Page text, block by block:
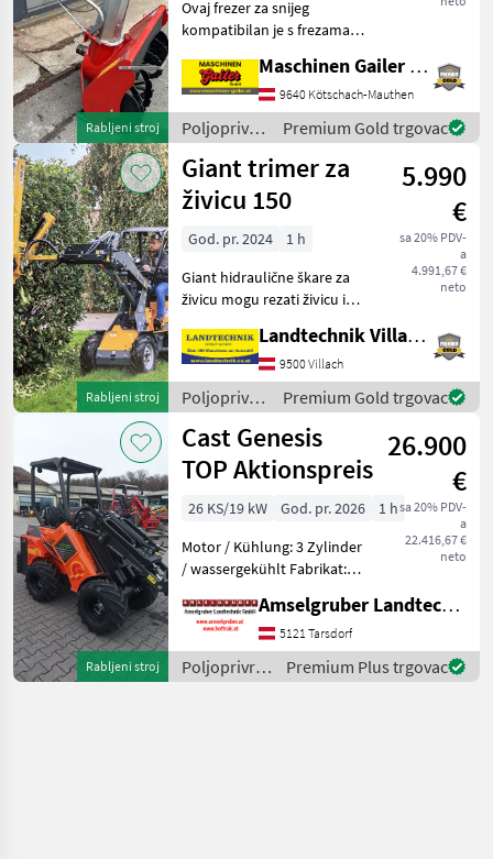
Rabljeni stroj
Aebi-jem
Ovaj frezer za snijeg
kompatibilan je s frezama
ima radnu širinu od
približno 90 cm i visinu
čišćenja od približno 60 cm.
Rezerzer teži pr
Maschinen Gailer GmbH
9640 Kötschach-Mauthen
Poljoprivredni
motorni
strojevi /
Cerruti
Premium Gold trgovac
Rabljeni stroj
Giant trimer za
živicu 150
5.990
€
sa 20% PDV-
a
4.991,67 €
neto
God. pr. 2024
1 h
Giant hidraulične škare za
živicu mogu rezati živicu i
Radna širina: 150 cm.
Potreban je jedan
dvosmjerni hidraulički
upravljački ventil. Ori
Landtechnik Villach GmbH
9500 Villach
Poljoprivredni
motorni
strojevi /
Giant
Premium Gold trgovac
Rabljeni stroj
Cast Genesis
TOP Aktionspreis
26.900
€
sa 20% PDV-
a
22.416,67 €
neto
26 KS/19 kW God. pr. 2026
1 h
Motor / Kühlung: 3 Zylinder
/ wassergekühlt Fabrikat:
Leistung:18 kW / 25 PS /
1.123 ccm Abgasstufe: V
Abgasnachbehandlung:
Antrieb: h
Amselgruber Landtechnik GmbH
5121 Tarsdorf
Poljoprivredni
motorni
Premium Plus trgovac